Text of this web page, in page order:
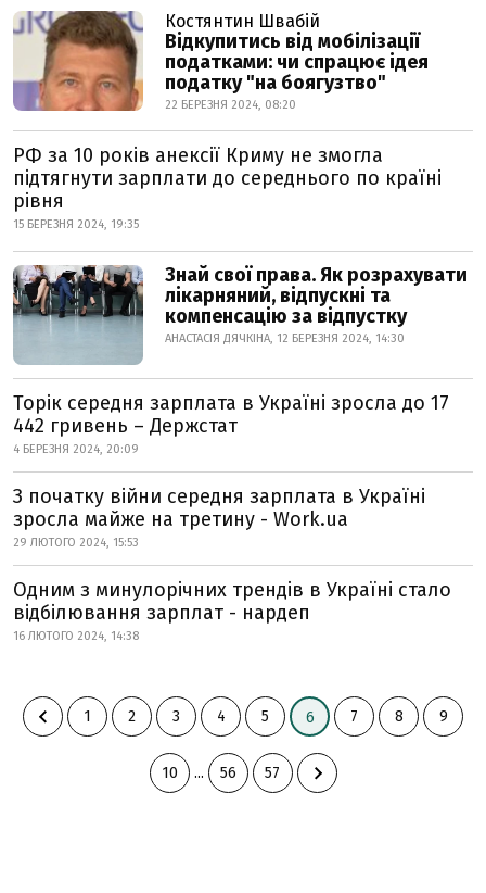
Костянтин Швабій
Відкупитись від мобілізації
податками: чи спрацює ідея
податку "на боягузтво"
22 БЕРЕЗНЯ 2024, 08:20
РФ за 10 років анексії Криму не змогла
підтягнути зарплати до середнього по країні
рівня
15 БЕРЕЗНЯ 2024, 19:35
Знай свої права. Як розрахувати
лікарняний, відпускні та
компенсацію за відпустку
АНАСТАСІЯ ДЯЧКІНА, 12 БЕРЕЗНЯ 2024, 14:30
Торік середня зарплата в Україні зросла до 17
442 гривень – Держстат
4 БЕРЕЗНЯ 2024, 20:09
З початку війни середня зарплата в Україні
зросла майже на третину - Work.ua
29 ЛЮТОГО 2024, 15:53
Одним з минулорічних трендів в Україні стало
відбілювання зарплат - нардеп
16 ЛЮТОГО 2024, 14:38
1 2 3 4 5 6 7 8 9
10 ... 56 57